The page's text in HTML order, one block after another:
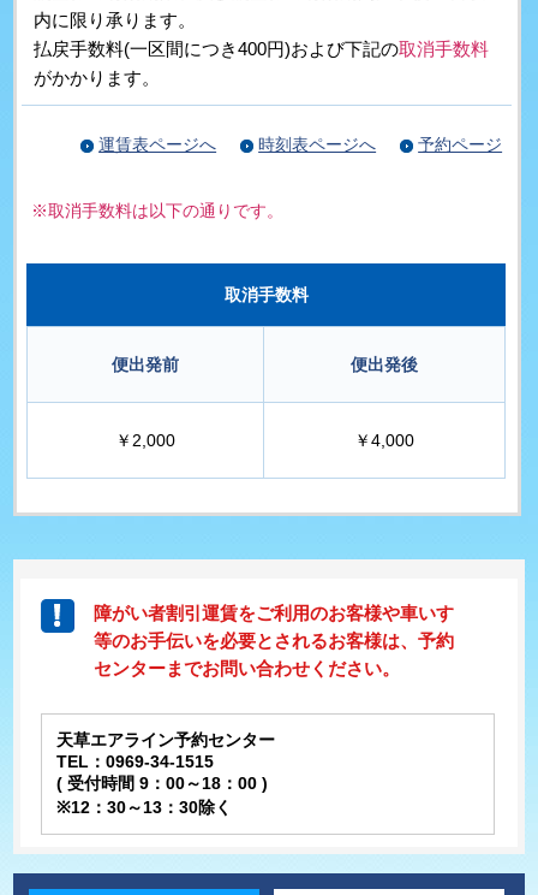
内に限り承ります。
払戻手数料(一区間につき400円)および下記の取消手数料
がかかります。
予約ページ
時刻表ページへ
運賃表ページへ
※取消手数料は以下の通りです。
取消手数料
便出発前 便出発後
￥2,000 ￥4,000
障がい者割引運賃をご利用のお客様や車いす
等のお手伝いを必要とされるお客様は、予約
センターまでお問い合わせください。
天草エアライン予約センター
TEL：0969-34-1515
( 受付時間 9：00～18：00 )
※12：30～13：30除く